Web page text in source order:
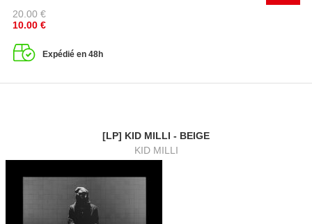
20.00 €
10.00 €
Expédié en 48h
[LP] KID MILLI - BEIGE
KID MILLI